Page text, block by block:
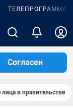
ТЕЛЕПРОГРАММА
Согласен
в правительстве